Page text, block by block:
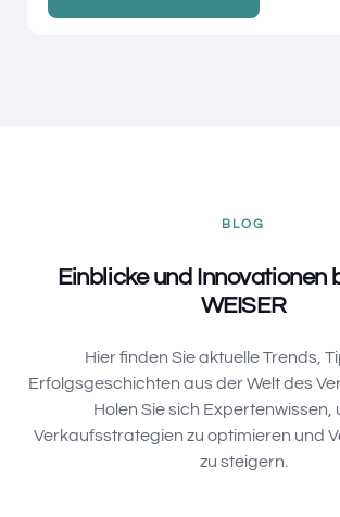
BLOG
Einblicke und Innovationen
WEISER
Hier finden Sie aktuelle Trends,
Erfolgsgeschichten aus der Welt des
Holen Sie sich Expertenwissen,
Verkaufsstrategien zu optimieren und
zu steigern.